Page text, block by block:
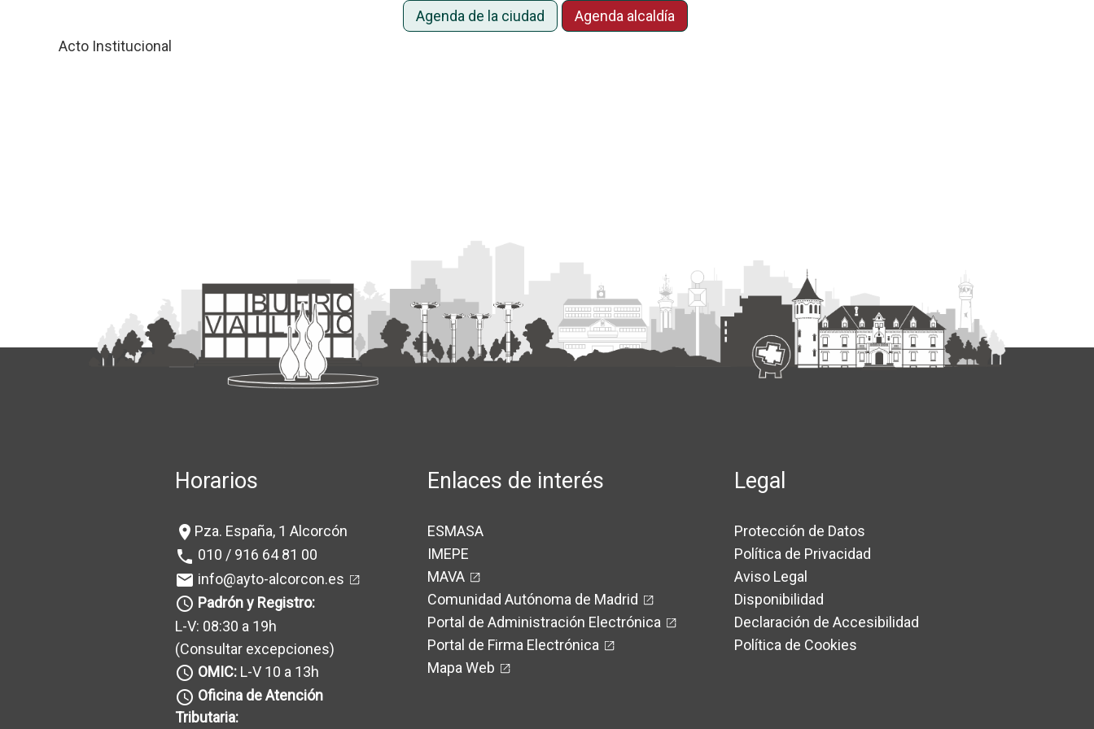
Agenda de la ciudad
Agenda alcaldía
Acto Institucional
Horarios
location_on Pza. España, 1 Alcorcón
phone 010 / 916 64 81 00
mail info@ayto-alcorcon.es
query_builder Padrón y Registro:
L-V: 08:30 a 19h
(Consultar excepciones)
query_builder OMIC: L-V 10 a 13h
query_builder Oficina de Atención
Tributaria:
Enlaces de interés
ESMASA
IMEPE
MAVA
Comunidad Autónoma de Madrid
Portal de Administración Electrónica
Portal de Firma Electrónica
Mapa Web
Legal
Protección de Datos
Política de Privacidad
Aviso Legal
Disponibilidad
Declaración de Accesibilidad
Política de Cookies